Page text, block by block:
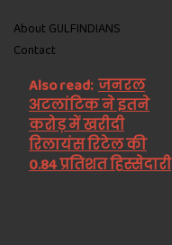
About GULFINDIANS
Contact
Also read: जनरल
अटलांटिक ने इतने
करोड़ में खरीदी
रिलायंस रिटेल की
0.84 प्रतिशत हिस्सेदारी